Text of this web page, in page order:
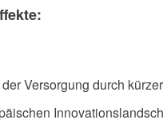
Versorgung durch